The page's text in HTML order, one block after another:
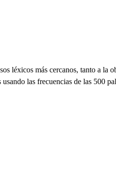
léxicos más cercanos, tanto a
las frecuencias de las 500